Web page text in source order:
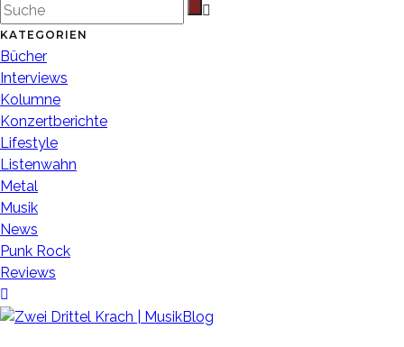
KATEGORIEN
Bücher
Interviews
Kolumne
Konzertberichte
Lifestyle
Listenwahn
Metal
Musik
News
Punk Rock
Reviews